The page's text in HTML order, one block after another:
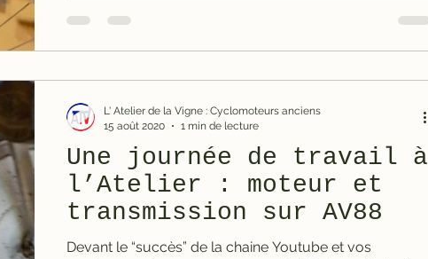
Une journée de travail à
l’Atelier : moteur et
transmission sur AV88
Devant le “succès” de la chaine Youtube et vos
L' Atelier de la Vigne : Cyclomoteurs anciens
15 août 2020
1 min de lecture